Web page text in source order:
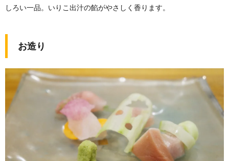
しろい一品。いりこ出汁の餡がやさしく香ります。
お造り